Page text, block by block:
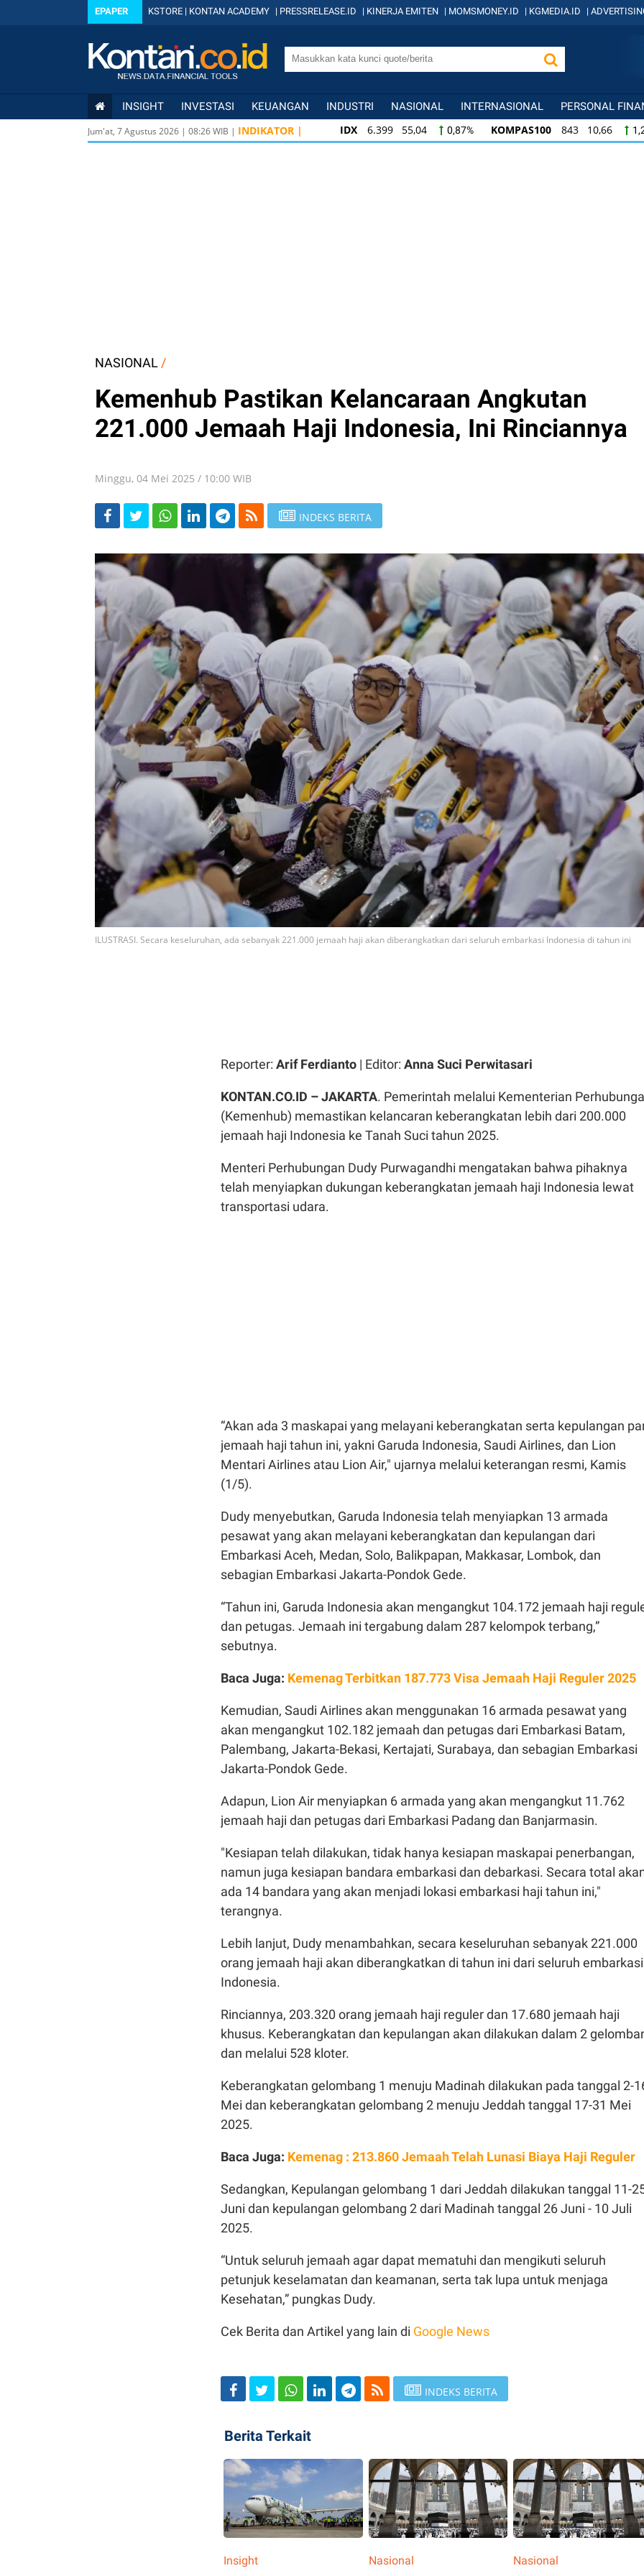
EPAPER KSTORE | KONTAN ACADEMY | PRESSRELEASE.ID | KINERJA EMITEN | MOMSMONEY.ID | KGMEDIA.ID |
INSIGHT INVESTASI KEUANGAN INDUSTRI NASIONAL INTERNASIONAL PERSONAL
Jum'at, 7 Agustus 2026 | 08:26WIB | INDIKATOR |
IDX 6.399 55,04 0,87% KOMPAS100 843 10,66 1,28% LQ45 639
KOMPAS100 843 10,66 1,28% LQ45 639 8,48 1,34% ISSI 221
NASIONAL /
Kemenhub Pastikan Kelancaraan Angkutan
221.000 Jemaah Haji Indonesia, Ini Rinciannya
Minggu, 04 Mei 2025 / 10:00 WIB
INDEKS BERITA
ILUSTRASI. Secara keseluruhan, ada sebanyak 221.000 jemaah haji akan diberangkatkan dari seluruh embarkasi Indonesia di tahun ini
Reporter: Arif Ferdianto | Editor: Anna Suci Perwitasari
KONTAN.CO.ID – JAKARTA. Pemerintah melalui Kementerian
(Kemenhub) memastikan kelancaran keberangkatan lebih dari 200.000
jemaah haji Indonesia ke Tanah Suci tahun 2025.
Menteri Perhubungan Dudy Purwagandhi mengatakan bahwa pihaknya
telah menyiapkan dukungan keberangkatan jemaah haji Indonesia lewat
transportasi udara.
“Akan ada 3 maskapai yang melayani keberangkatan serta kepulangan
jemaah haji tahun ini, yakni Garuda Indonesia, Saudi Airlines, dan Lion
Mentari Airlines atau Lion Air," ujarnya melalui keterangan resmi, Kamis
(1/5).
Dudy menyebutkan, Garuda Indonesia telah menyiapkan 13 armada
pesawat yang akan melayani keberangkatan dan kepulangan dari
Embarkasi Aceh, Medan, Solo, Balikpapan, Makkasar, Lombok, dan
sebagian Embarkasi Jakarta-Pondok Gede.
“Tahun ini, Garuda Indonesia akan mengangkut 104.172 jemaah haji
dan petugas. Jemaah ini tergabung dalam 287 kelompok terbang,”
sebutnya.
Baca Juga: Kemenag Terbitkan 187.773 Visa Jemaah Haji Reguler 2025
Kemudian, Saudi Airlines akan menggunakan 16 armada pesawat yang
akan mengangkut 102.182 jemaah dan petugas dari Embarkasi Batam,
Palembang, Jakarta-Bekasi, Kertajati, Surabaya, dan sebagian Embarkasi
Jakarta-Pondok Gede.
Adapun, Lion Air menyiapkan 6 armada yang akan mengangkut 11.762
jemaah haji dan petugas dari Embarkasi Padang dan Banjarmasin.
"Kesiapan telah dilakukan, tidak hanya kesiapan maskapai penerbangan,
namun juga kesiapan bandara embarkasi dan debarkasi. Secara total
ada 14 bandara yang akan menjadi lokasi embarkasi haji tahun ini,"
terangnya.
Lebih lanjut, Dudy menambahkan, secara keseluruhan sebanyak 221.000
orang jemaah haji akan diberangkatkan di tahun ini dari seluruh embarkasi
Indonesia.
Rinciannya, 203.320 orang jemaah haji reguler dan 17.680 jemaah haji
khusus. Keberangkatan dan kepulangan akan dilakukan dalam 2
dan melalui 528 kloter.
Keberangkatan gelombang 1 menuju Madinah dilakukan pada tanggal 2-
Mei dan keberangkatan gelombang 2 menuju Jeddah tanggal 17-31 Mei
2025.
Baca Juga: Kemenag : 213.860 Jemaah Telah Lunasi Biaya Haji Reguler
Sedangkan, Kepulangan gelombang 1 dari Jeddah dilakukan tanggal 11-
Juni dan kepulangan gelombang 2 dari Madinah tanggal 26 Juni - 10 Juli
2025.
“Untuk seluruh jemaah agar dapat mematuhi dan mengikuti seluruh
petunjuk keselamatan dan keamanan, serta tak lupa untuk menjaga
Kesehatan,” pungkas Dudy.
Cek Berita dan Artikel yang lain di Google News
INDEKS BERITA
Berita Terkait
Insight Nasional Nasional